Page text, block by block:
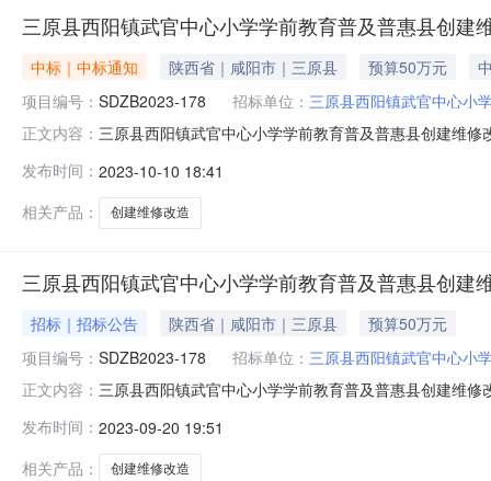
三原县西阳镇武官中心小学学前教育普及普惠县创建
中标｜中标通知 陕西省｜咸阳市｜三原县 预算50万元
项目编号： SDZB2023-178 招标单位： 三原县西阳镇武官中心小
正文内容： 三原县西阳镇武官中心小学学前教育普及普惠县创建维
司西安市经济技术开发区凤城三路10号风凰新城3号楼
原县西阳镇武官
发布时间： 2023-10-10 18:41
相关产品：
创建维修改造
三原县西阳镇武官中心小学学前教育普及普惠县创建
招标｜招标公告 陕西省｜咸阳市｜三原县
预算50万元
项目编号： SDZB2023-178 招标单位： 三原县西阳镇武官中心小
正文内容： 三原县西阳镇武官中心小学学前教育普及普惠县创建维
SDZB2023-178项目名称：三原县西阳镇武官中心小学
修改造标包
发布时间： 2023-09-20 19:51
相关产品：
创建维修改造